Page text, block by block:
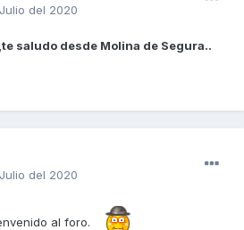
del 2020
saludo desde Molina de Segura..
del 2020
al foro.